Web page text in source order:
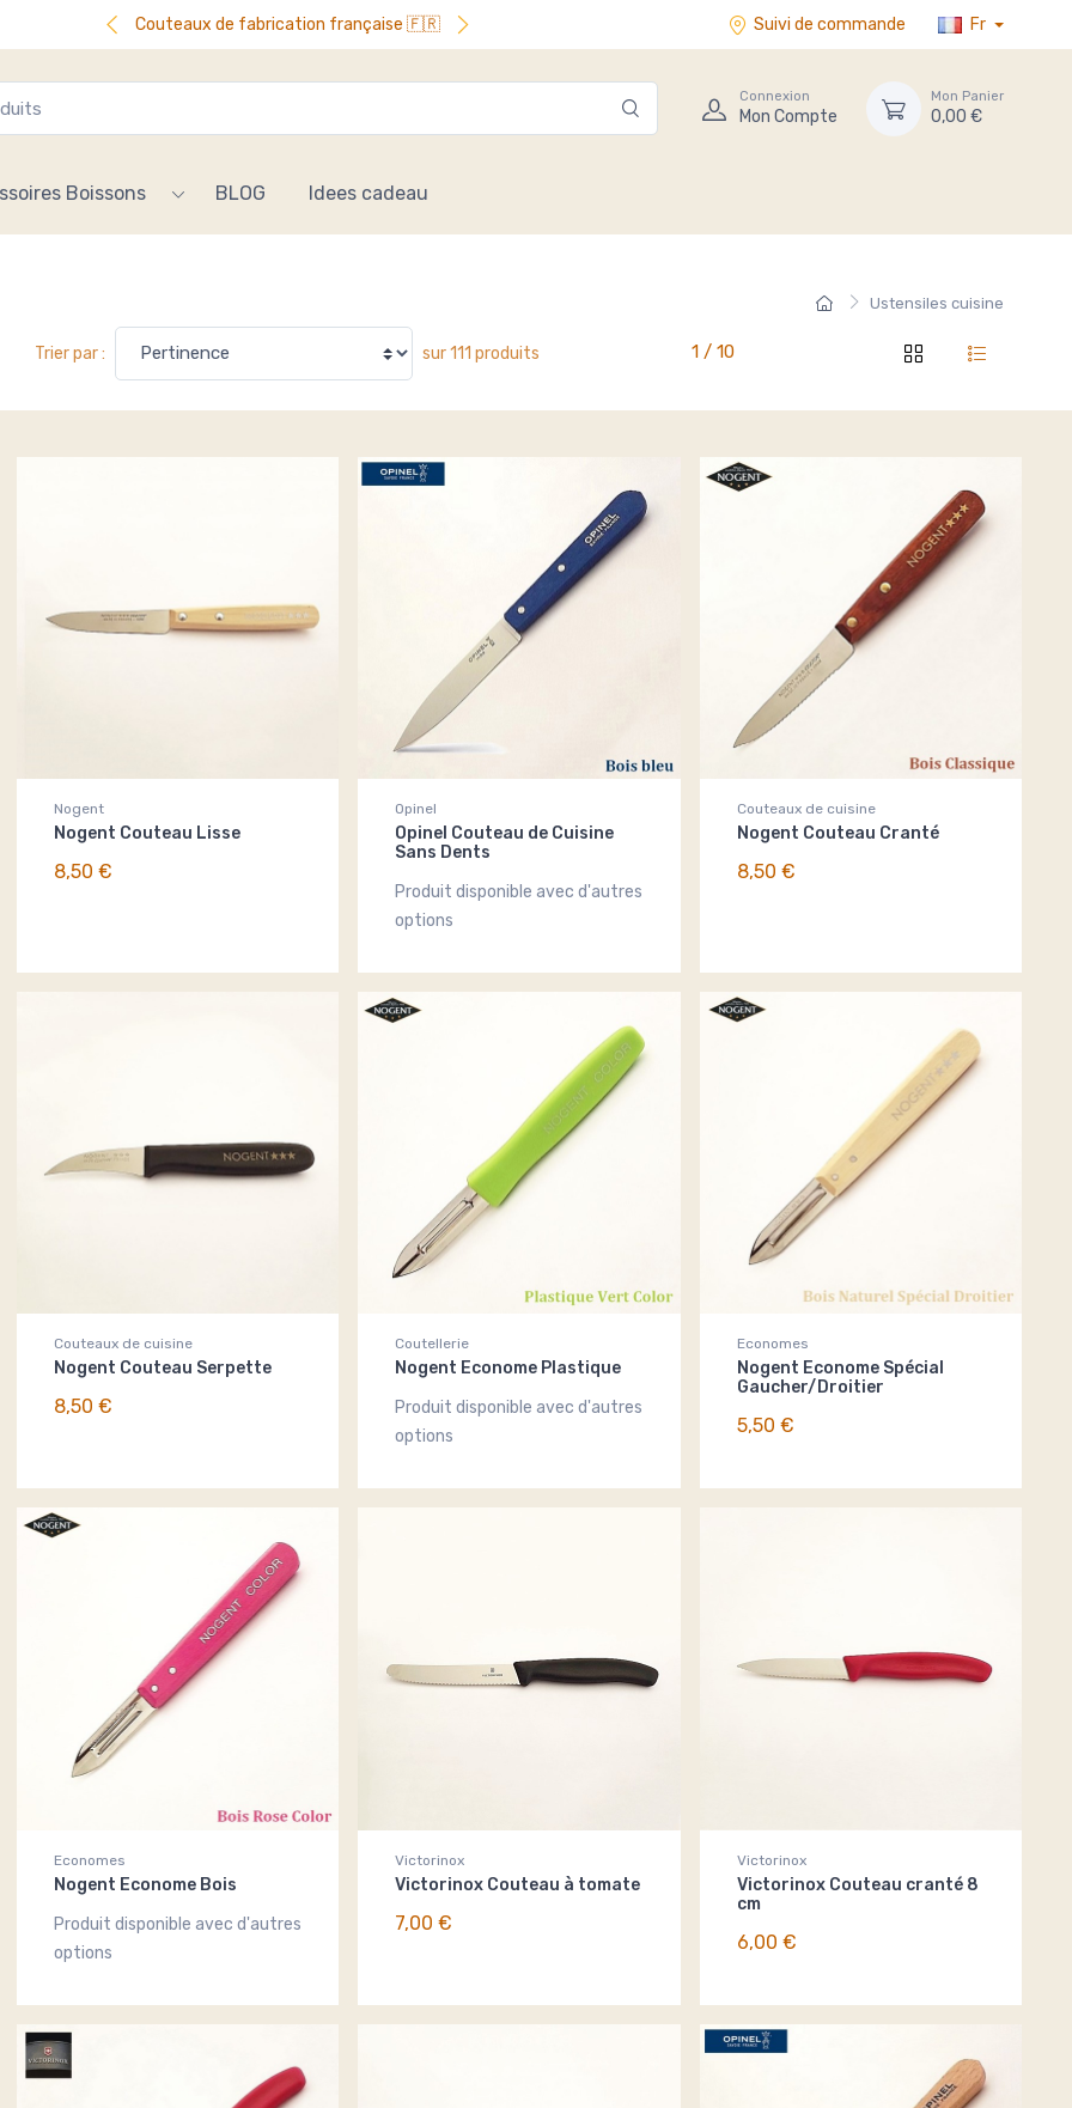
Couteaux de fabrication française 🇫🇷 Suivi de commande Fr
Connexion
Mon Compte
Mon Panier
0,00 €
Boissons BLOG Idees cadeau
Ustensiles cuisine
Trier par : sur 111 produits 1 / 10
Nogent
Nogent Couteau Lisse
8,50 €
Opinel
Opinel Couteau de Cuisine
Sans Dents
Produit disponible avec d'autres
options
Couteaux de cuisine
Nogent Couteau Cranté
8,50 €
Couteaux de cuisine
Nogent Couteau Serpette
8,50 €
Coutellerie
Nogent Econome Plastique
Produit disponible avec d'autres
options
Economes
Nogent Econome Spécial
Gaucher/Droitier
5,50 €
Economes
Nogent Econome Bois
Produit disponible avec d'autres
options
Victorinox
Victorinox Couteau à tomate
7,00 €
Victorinox
Victorinox Couteau cranté 8
cm
6,00 €